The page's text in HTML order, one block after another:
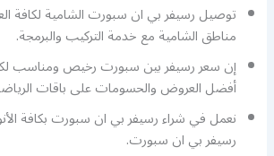
توصيل رسيفر بي ان سبورت الشامية لكافة
مناطق الشامية مع خدمة التركيب والبرمجة.
إن سعر رسيفر بين سبورت رخيص ومناسب
أفضل العروض والحسومات على باقات
نعمل في شراء رسيفر بي ان سبورت بكافة
رسيفر بي ان سبورت.